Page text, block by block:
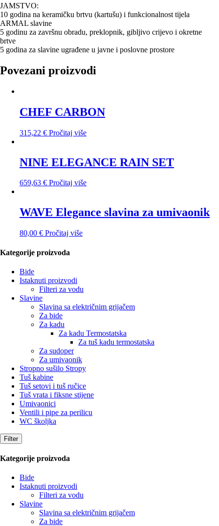
JAMSTVO:
10 godina na keramičku brtvu (kartušu) i funkcionalnost tijela
ARMAL slavine
5 godinu za završnu obradu, preklopnik, gibljivo crijevo i okretne
brtve
5 godina za slavine ugrađene u javne i poslovne prostore
Povezani proizvodi
CHEF CARBON
315,22 € Pročitaj više
NINE ELEGANCE RAIN SET
659,63 € Pročitaj više
WAVE Elegance slavina za umivaonik
80,00 € Pročitaj više
Kategorije proizvoda
Bide
Istaknuti proizvodi
Filteri za vodu
Slavine
Slavina sa električnim grijačem
Za bide
Za kadu
Za kadu Termostatska
Za tuš kadu termostatska
Za sudoper
Za umivaonik
Stropno sušilo Stropy
Tuš kabine
Tuš setovi i tuš ručice
Tuš vrata i fiksne stijene
Umivaonici
Ventili i pipe za perilicu
WC školjka
Filter
Kategorije proizvoda
Bide
Istaknuti proizvodi
Filteri za vodu
Slavine
Slavina sa električnim grijačem
Za bide